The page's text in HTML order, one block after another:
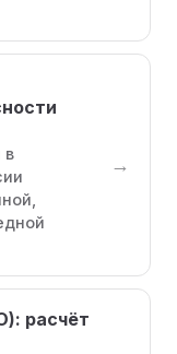
в
→
расчёт